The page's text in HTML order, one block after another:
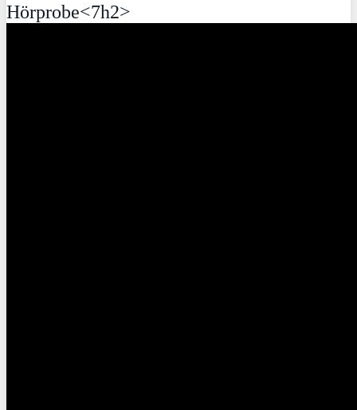
Hörprobe<7h2>